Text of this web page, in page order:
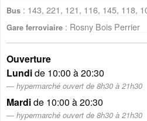
Bus : 143, 221, 121, 116, 145, 118,
Gare ferroviaire : Rosny Bois Perrier
Ouverture
Lundide 10:00 à 20:30
hypermarché ouvert de 8h30 à 21h30
Mardide 10:00 à 20:30
hypermarché ouvert de 8h30 à 21h30